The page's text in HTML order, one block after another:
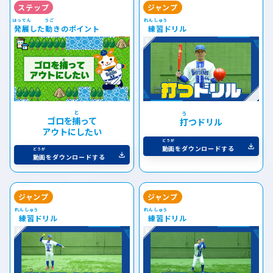
ステップ
発展した動きのポイント
ゴロを捕って
アウトにしたい
動画をダウンロードする
ジャンプ
練習 ドリル
打つドリル
動画をダウンロードする
ジャンプ
練習 ドリル
ジャンプ
練習 ドリル